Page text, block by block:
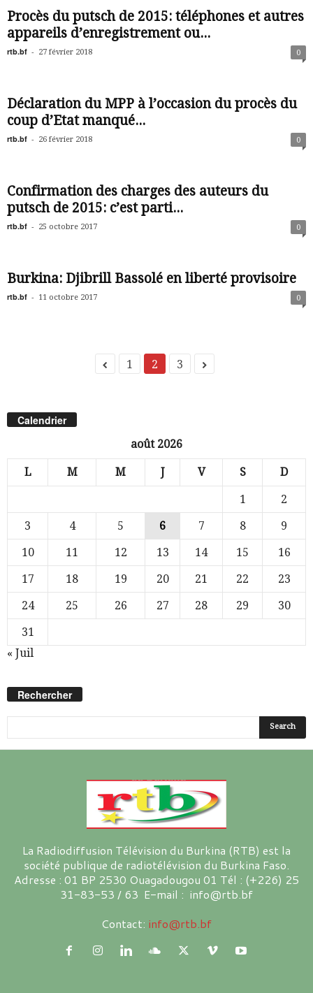
Procès du putsch de 2015: téléphones et autres
appareils d’enregistrement ou...
rtb.bf - 27 février 2018 0
Déclaration du MPP à l’occasion du procès du
coup d’Etat manqué...
rtb.bf - 26 février 2018 0
Confirmation des charges des auteurs du
putsch de 2015: c’est parti...
rtb.bf - 25 octobre 2017 0
Burkina: Djibrill Bassolé en liberté provisoire
rtb.bf - 11 octobre 2017 0
1 2 3
Calendrier
août 2026
L M M J V S D
1
2
3
4 5 6 7 8
9
10
11 12 13 14 15
16
17
18 19 20 21 22
23
24
25 26 27 28 29
30
31
« Juil
Rechercher
La Radiodiffusion Télévision du Burkina (RTB) est la
société publique de radiotélévision du Burkina Faso.
Adresse : 01 BP 2530 Ouagadougou 01 Tél : (+226) 25
31-83-53 / 63 E-mail : info@rtb.bf
Contact: info@rtb.bf